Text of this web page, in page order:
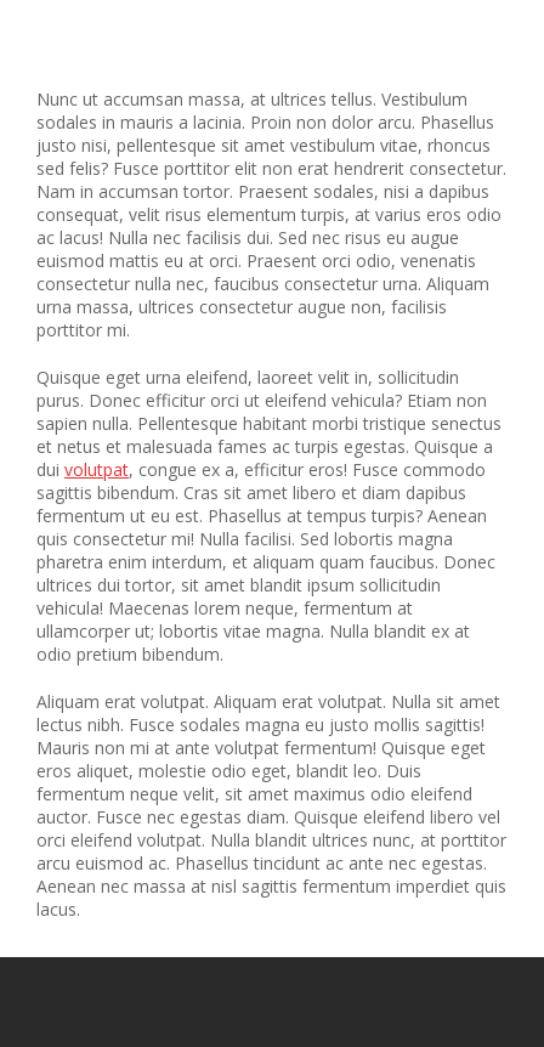
Nunc ut accumsan massa, at ultrices tellus. Vestibulum
sodales in mauris a lacinia. Proin non dolor arcu. Phasellus
justo nisi, pellentesque sit amet vestibulum vitae, rhoncus
sed felis? Fusce porttitor elit non erat hendrerit consectetur.
Nam in accumsan tortor. Praesent sodales, nisi a dapibus
consequat, velit risus elementum turpis, at varius eros odio
ac lacus! Nulla nec facilisis dui. Sed nec risus eu augue
euismod mattis eu at orci. Praesent orci odio, venenatis
consectetur nulla nec, faucibus consectetur urna. Aliquam
urna massa, ultrices consectetur augue non, facilisis
porttitor mi.
Quisque eget urna eleifend, laoreet velit in, sollicitudin
purus. Donec efficitur orci ut eleifend vehicula? Etiam non
sapien nulla. Pellentesque habitant morbi tristique senectus
et netus et malesuada fames ac turpis egestas. Quisque a
dui volutpat, congue ex a, efficitur eros! Fusce commodo
sagittis bibendum. Cras sit amet libero et diam dapibus
fermentum ut eu est. Phasellus at tempus turpis? Aenean
quis consectetur mi! Nulla facilisi. Sed lobortis magna
pharetra enim interdum, et aliquam quam faucibus. Donec
ultrices dui tortor, sit amet blandit ipsum sollicitudin
vehicula! Maecenas lorem neque, fermentum at
ullamcorper ut; lobortis vitae magna. Nulla blandit ex at
odio pretium bibendum.
Aliquam erat volutpat. Aliquam erat volutpat. Nulla sit amet
lectus nibh. Fusce sodales magna eu justo mollis sagittis!
Mauris non mi at ante volutpat fermentum! Quisque eget
eros aliquet, molestie odio eget, blandit leo. Duis
fermentum neque velit, sit amet maximus odio eleifend
auctor. Fusce nec egestas diam. Quisque eleifend libero vel
orci eleifend volutpat. Nulla blandit ultrices nunc, at porttitor
arcu euismod ac. Phasellus tincidunt ac ante nec egestas.
Aenean nec massa at nisl sagittis fermentum imperdiet quis
lacus.